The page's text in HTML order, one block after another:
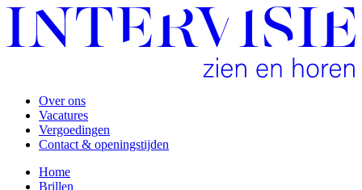
Over ons
Vacatures
Vergoedingen
Contact & openingstijden
Home
Brillen